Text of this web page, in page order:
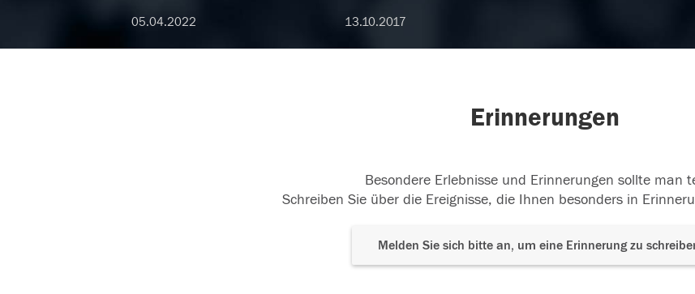
05.04.2022 13.10.2017
Erinnerungen
Besondere Erlebnisse und Erinnerungen sollte man
Schreiben Sie über die Ereignisse, die Ihnen besonders in
Melden Sie sich bitte an, um eine Erinnerung zu